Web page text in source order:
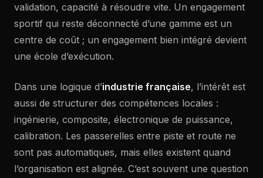
validation, capacité à résoudre vite. Un engagement
sportif qui reste déconnecté d’une gamme est un
centre de coût ; un engagement bien intégré devient
une école d’exécution.
Dans une logique d’industrie française, l’intérêt est
aussi de structurer des compétences locales :
ingénierie, composite, électronique de puissance,
calibration. Les passerelles entre piste et route ne
sont pas automatiques, mais elles existent quand
l’organisation est alignée. C’est souvent une question